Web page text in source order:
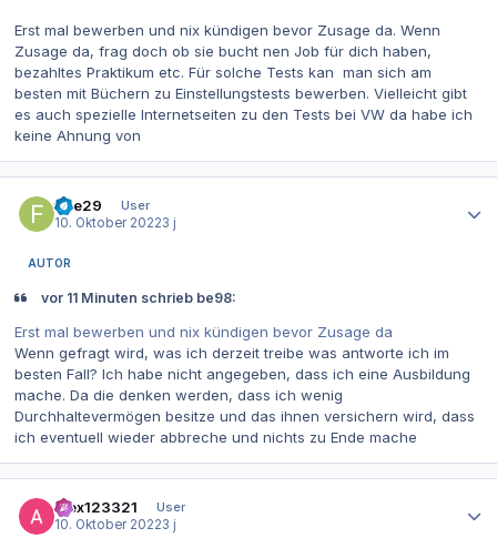
Erst mal bewerben und nix kündigen bevor Zusage da. Wenn
Zusage da, frag doch ob sie bucht nen Job für dich haben,
bezahltes Praktikum etc. Für solche Tests kan man sich am
besten mit Büchern zu Einstellungstests bewerben. Vielleicht gibt
es auch spezielle Internetseiten zu den Tests bei VW da habe ich
keine Ahnung von
fiae29
User
10. Oktober 20223 j
AUTOR
vor 11 Minuten schrieb be98:
Erst mal bewerben und nix kündigen bevor Zusage da
Wenn gefragt wird, was ich derzeit treibe was antworte ich im
besten Fall? Ich habe nicht angegeben, dass ich eine Ausbildung
mache. Da die denken werden, dass ich wenig
Durchhaltevermögen besitze und das ihnen versichern wird, dass
ich eventuell wieder abbreche und nichts zu Ende mache
alex123321
User
10. Oktober 20223 j